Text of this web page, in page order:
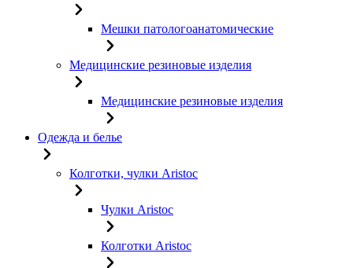
Мешки патологоанатомические
Медицинские резиновые изделия
Медицинские резиновые изделия
Одежда и белье
Колготки, чулки Aristoc
Чулки Aristoc
Колготки Aristoc